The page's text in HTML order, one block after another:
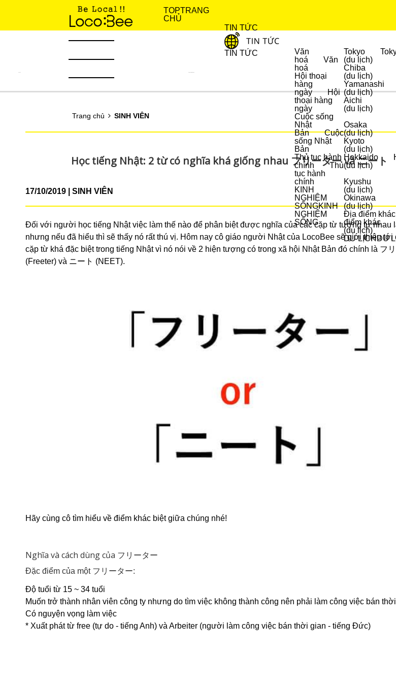
TOPTRANG
CHỦ
TIN TỨC
TIN TỨC
Văn
hoá
Văn
hoá
Hội thoại
hàng
ngày
Hội
thoại hàng
ngày
Cuộc sống
Nhật
Bản
Cuộc
sống Nhật
Bản
Thủ tục hành
chính
Thủ
tục hành
chính
KINH
NGHIỆM
SỐNGKINH
NGHIỆM
SỐNG
Tokyo
(du lịch)
Chiba
(du lịch)
Yamanashi
(du lịch)
Aichi
(du lịch)
Osaka
(du lịch)
Kyoto
(du lịch)
Hokkaido
(du lịch)
Kyushu
(du lịch)
Okinawa
(du lịch)
Địa điểm khác
điểm khác
(du lịch)
DU LỊCHDU
Trang chủ SINH VIÊN
Học tiếng Nhật: 2 từ có nghĩa khá giống nhau フリーター và ニート
17/10/2019 SINH VIÊN
Đối với người học tiếng Nhật việc làm thế nào để phân biệt được nghĩa của các cặp từ tương tự nhau
nhưng nếu đã hiểu thì sẽ thấy nó rất thú vị. Hôm nay cô giáo người Nhật của LocoBee sẽ giới thiệu tới
cặp từ khá đặc biệt trong tiếng Nhật vì nó nói về 2 hiện tượng có trong xã hội Nhật Bản đó chính là フ
(Freeter) và ニート (NEET).
Hãy cùng cô tìm hiểu về điểm khác biệt giữa chúng nhé!
Nghĩa và cách dùng của フリーター
Đặc điểm của một フリーター:
Độ tuổi từ 15 ~ 34 tuổi
Muốn trở thành nhân viên công ty nhưng do tìm việc không thành công nên phải làm công việc bán
Có nguyện vọng làm việc
* Xuất phát từ free (tự do - tiếng Anh) và Arbeiter (người làm công việc bán thời gian - tiếng Đức)